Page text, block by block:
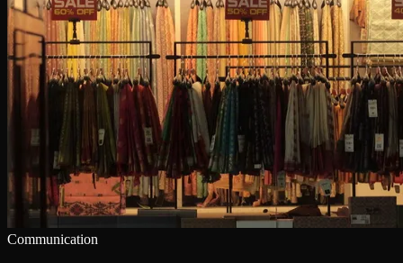
Communication